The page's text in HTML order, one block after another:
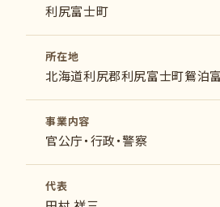
利尻富士町
所在地
北海道利尻郡利尻富士町鴛泊
事業内容
官公庁・行政・警察
代表